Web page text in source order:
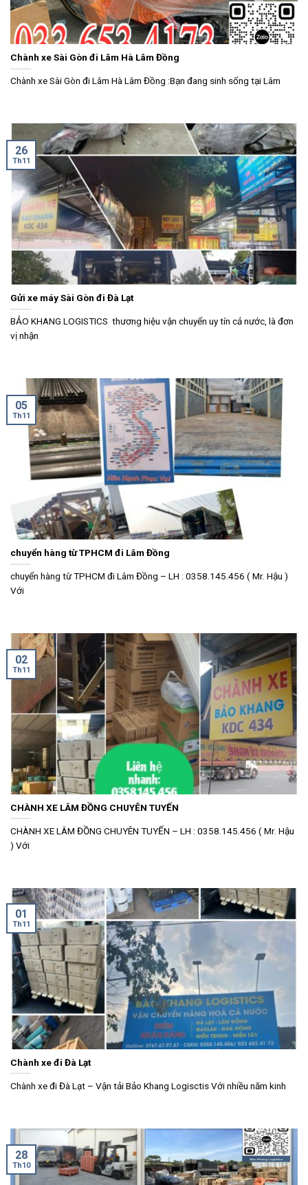
Chành xe Sài Gòn đi Lâm Hà Lâm Đồng
Chành xe Sài Gòn đi Lâm Hà Lâm Đồng :Bạn đang sinh sống tại Lâm
Gửi xe máy Sài Gòn đi Đà Lạt
BẢO KHANG LOGISTICS thương hiệu vận chuyển uy tín cả nước, là đơn
vị nhận
26
Th11
chuyển hàng từ TPHCM đi Lâm Đồng
chuyển hàng từ TPHCM đi Lâm Đồng – LH : 0358.145.456 ( Mr. Hậu )
Với
05
Th11
CHÀNH XE LÂM ĐỒNG CHUYÊN TUYẾN
CHÀNH XE LÂM ĐỒNG CHUYÊN TUYẾN – LH : 0358.145.456 ( Mr. Hậu
) Với
02
Th11
Chành xe đi Đà Lạt
Chành xe đi Đà Lạt – Vận tải Bảo Khang Logisctis Với nhiều năm kinh
01
Th11
28
Th10